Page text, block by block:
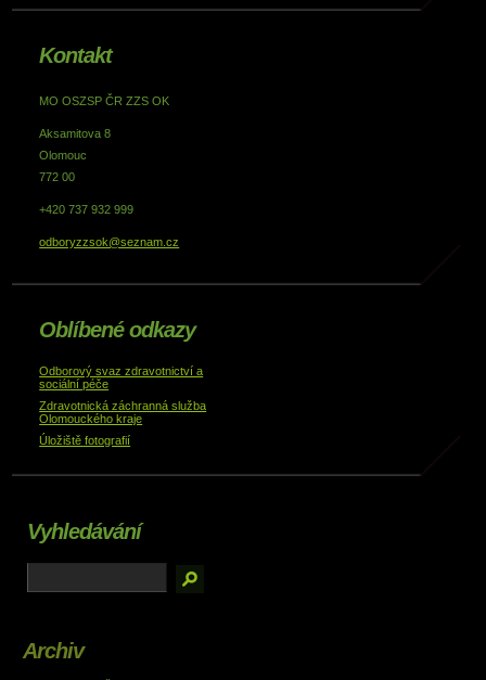
Kontakt
MO OSZSP ČR ZZS OK
Aksamitova 8
Olomouc
772 00
+420 737 932 999
odboryzzsok@seznam.cz
Oblíbené odkazy
Odborový svaz zdravotnictví a
sociální péče
Zdravotnická záchranná služba
Olomouckého kraje
Úložiště fotografií
Vyhledávání
Archiv